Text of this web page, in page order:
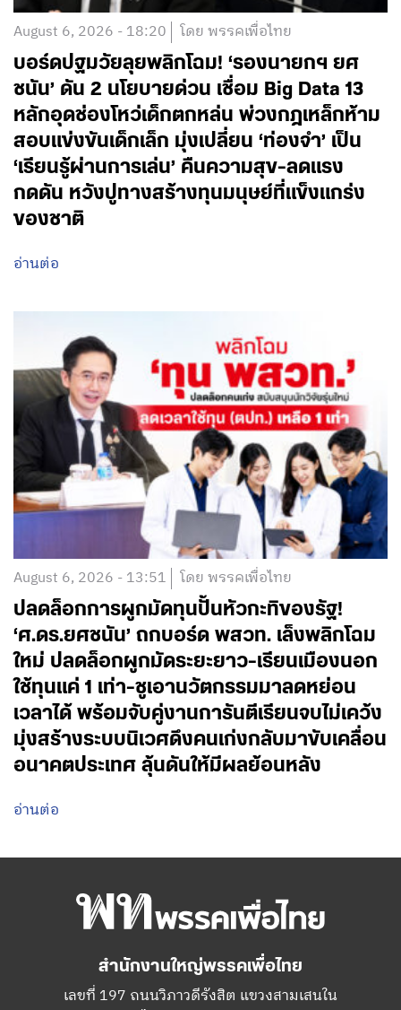
August 6, 2026 - 18:20 โดย พรรคเพื่อไทย
บอร์ดปฐมวัยลุยพลิกโฉม! ‘รองนายกฯ ยศ
ชนัน’ ดัน 2 นโยบายด่วน เชื่อม Big Data 13
หลักอุดช่องโหว่เด็กตกหล่น พ่วงกฎเหล็กห้าม
สอบแข่งขันเด็กเล็ก มุ่งเปลี่ยน ‘ท่องจำ’ เป็น
‘เรียนรู้ผ่านการเล่น’ คืนความสุข-ลดแรง
กดดัน หวังปูทางสร้างทุนมนุษย์ที่แข็งแกร่ง
ของชาติ
อ่านต่อ
August 6, 2026 - 13:51 โดย พรรคเพื่อไทย
ปลดล็อกการผูกมัดทุนปั้นหัวกะทิของรัฐ!
‘ศ.ดร.ยศชนัน’ ถกบอร์ด พสวท. เล็งพลิกโฉม
ใหม่ ปลดล็อกผูกมัดระยะยาว-เรียนเมืองนอก
ใช้ทุนแค่ 1 เท่า-ชูเอานวัตกรรมมาลดหย่อน
เวลาได้ พร้อมจับคู่งานการันตีเรียนจบไม่เคว้ง
มุ่งสร้างระบบนิเวศดึงคนเก่งกลับมาขับเคลื่อน
อนาคตประเทศ ลุ้นดันให้มีผลย้อนหลัง
อ่านต่อ
สำนักงานใหญ่พรรคเพื่อไทย
เลขที่ 197 ถนนวิภาวดีรังสิต แขวงสามเสนใน